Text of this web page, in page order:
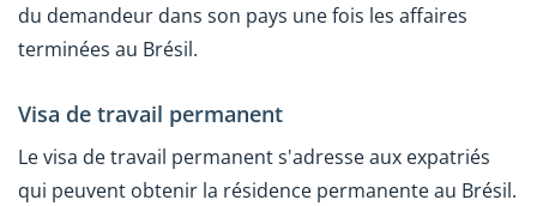
du demandeur dans son pays une fois les affaires
terminées au Brésil.
Visa de travail permanent
Le visa de travail permanent s'adresse aux expatriés
qui peuvent obtenir la résidence permanente au Brésil.